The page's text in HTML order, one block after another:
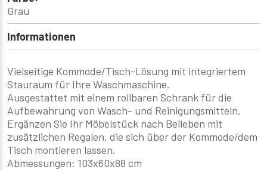
Grau
Informationen
Vielseitige Kommode/Tisch-Lösung mit integriertem
Stauraum für Ihre Waschmaschine.
Ausgestattet mit einem rollbaren Schrank für die
Aufbewahrung von Wasch- und Reinigungsmitteln.
Ergänzen Sie Ihr Möbelstück nach Belieben mit
zusätzlichen Regalen, die sich über der Kommode/dem
Tisch montieren lassen.
Abmessungen: 103x60x88 cm